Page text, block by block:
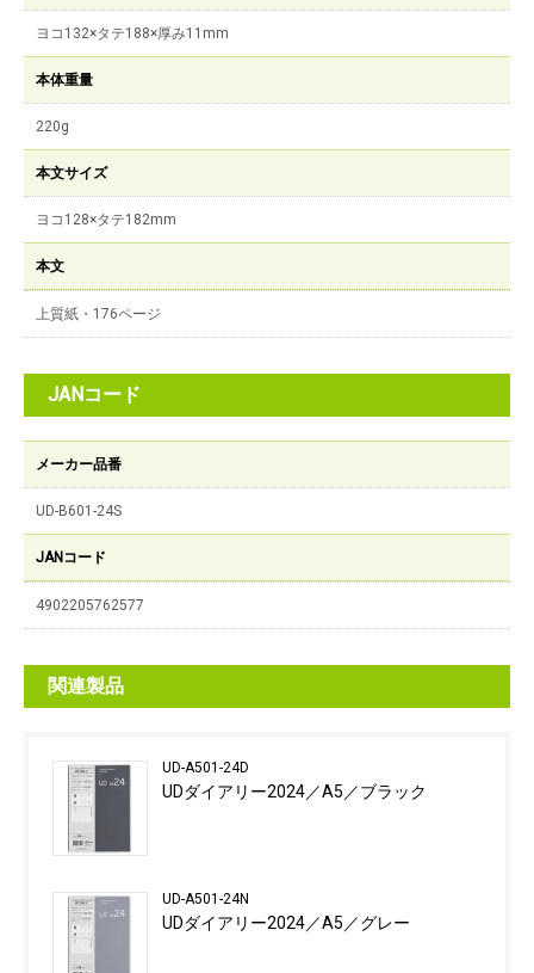
ヨコ132×タテ188×厚み11mm
本体重量
220g
本文サイズ
ヨコ128×タテ182mm
本文
上質紙・176ページ
JANコード
メーカー品番
UD-B601-24S
JANコード
4902205762577
関連製品
UD-A501-24D
UDダイアリー2024／A5／ブラック
UD-A501-24N
UDダイアリー2024／A5／グレー